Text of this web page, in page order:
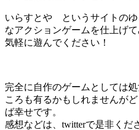
いらすとや というサイトの
なアクションゲームを仕上げ
気軽に遊んでください！
完全に自作のゲームとしては
ころも有るかもしれませんが
ば幸せです。
感想などは、twitterで是非くだ